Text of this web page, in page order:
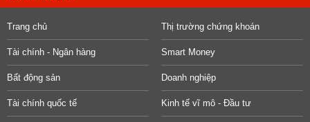
Trang chủ Thị trường chứng khoán
Tài chính - Ngân hàng Smart Money
Bất động sản Doanh nghiệp
Tài chính quốc tế Kinh tế vĩ mô - Đầu tư